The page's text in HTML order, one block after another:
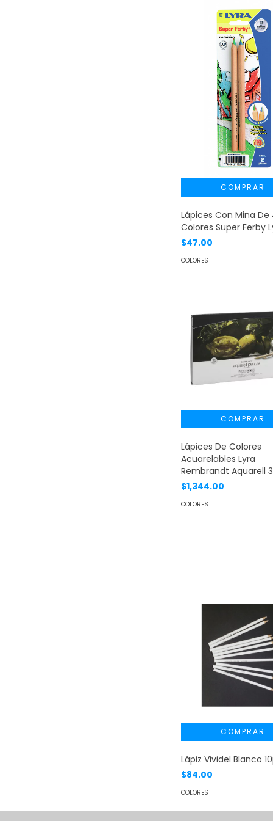
Lápices Con Mina De
Colores Super Ferby
$47.00
COLORES
Lápices De Colores
Acuarelables Lyra
Rembrandt Aquarell
$1,344.00
COLORES
Lápiz Vividel Blanco
$84.00
COLORES